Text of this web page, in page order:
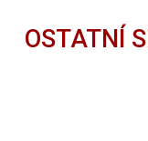
OSTATNÍ